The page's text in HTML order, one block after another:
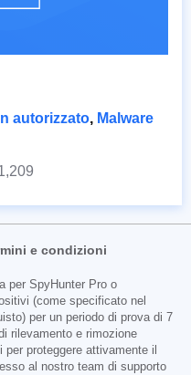
autorizzato, Malware
e condizioni
per SpyHunter Pro o
(come specificato nel
per un periodo di prova di 7
rilevamento e rimozione
proteggere attivamente il
al nostro team di supporto